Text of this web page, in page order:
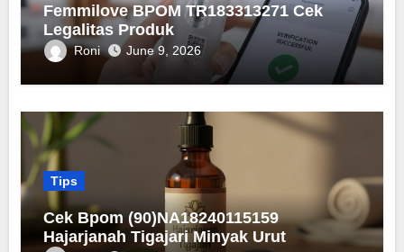
Femmilove BPOM TR183313271 Cek
Legalitas Produk
Roni June 9, 2026
Tips
Cek Bpom (90)NA18240115159
Hajarjanah Tigajari Minyak Urut